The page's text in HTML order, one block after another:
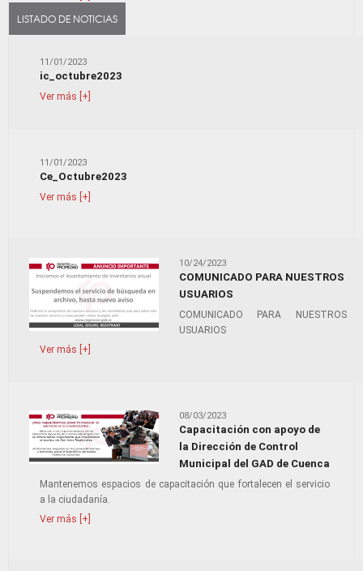
LISTADO DE NOTICIAS
11/01/2023
ic_octubre2023
Ver más [+]
11/01/2023
Ce_Octubre2023
Ver más [+]
10/24/2023
COMUNICADO PARA NUESTROS
USUARIOS
COMUNICADO PARA NUESTROS
USUARIOS
Ver más [+]
08/03/2023
Capacitación con apoyo de
la Dirección de Control
Municipal del GAD de Cuenca
Mantenemos espacios de capacitación que fortalecen el servicio
a la ciudadanía.
Ver más [+]